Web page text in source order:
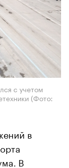
с учетом
(Фото:
в
В